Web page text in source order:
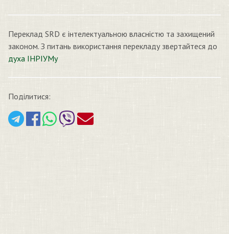
Переклад SRD є інтелектуальною власністю та захищений
законом. З питань використання перекладу звертайтеся до
духа ІНРІУМу
Поділитися: